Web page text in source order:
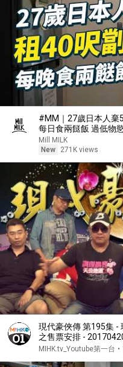
#MM｜27歲日本人棄
每日食兩餸飯 過低物
｜#700萬種生活 #4K
Mill MILK
New
271K views
現代豪俠傳 第195集 -
之售票安排 -
MIHK.tv_Youtube第一台 •